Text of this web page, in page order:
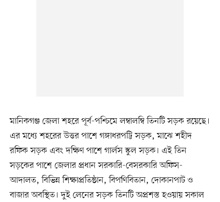
মানিকগঞ্জ জেলা শহরে পূর্ব-পশ্চিমে লম্বালম্বি তিনটি সড়ক রয়েছে।
এর মধ্যে শহরের উত্তর পাশে গঙ্গাধরপট্টি সড়ক, মাঝে শহীদ
রফিক সড়ক এবং দক্ষিণ পাশে গার্লস স্কুল সড়ক। এই তিন
সড়কের পাশে জেলার প্রধান সরকারি-বেসরকারি অফিস-
আদালত, বিভিন্ন শিক্ষাপ্রতিষ্ঠান, বিপণিবিতান, দোকানপাট ও
বাজার অবস্থিত। দুই লেনের সড়ক তিনটি অপ্রশস্ত হওয়ায় সকাল